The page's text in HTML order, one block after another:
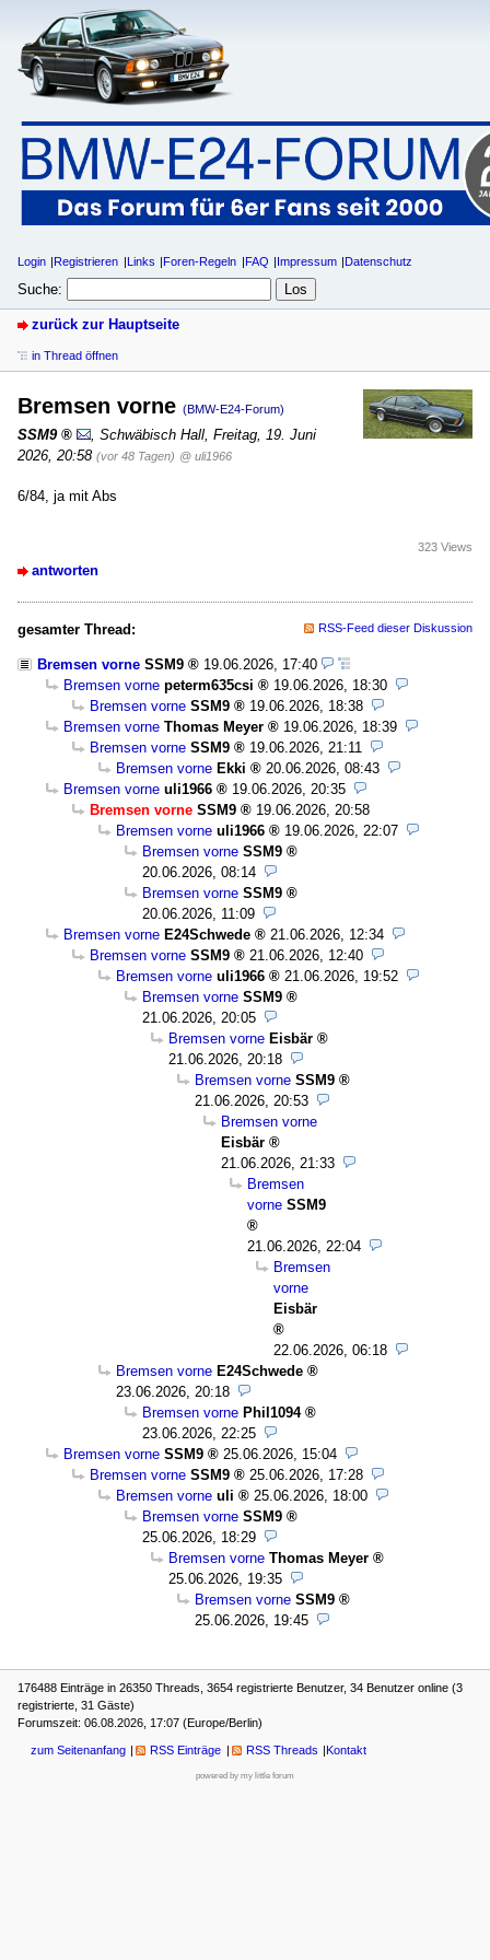
Login Registrieren Links Foren-Regeln FAQ Impressum Datenschutz
Suche:
zurück zur Hauptseite
in Thread öffnen
Bremsen vorne (BMW-E24-Forum)
SSM9 Schwäbisch Hall Freitag, 19. Juni
2026, 20:58 (vor 48 Tagen) @ uli1966
6/84, ja mit Abs
antworten
323 Views
gesamter Thread: RSS-Feed dieser Diskussion
Bremsen vorne SSM9
19.06.2026, 17:40
Bremsen vorne peterm635csi
19.06.2026, 18:30
Bremsen vorne SSM9
19.06.2026, 18:38
Bremsen vorne Thomas Meyer
19.06.2026, 18:39
Bremsen vorne SSM9
19.06.2026, 21:11
Bremsen vorne Ekki
20.06.2026, 08:43
Bremsen vorne uli1966
19.06.2026, 20:35
Bremsen vorne SSM9
19.06.2026, 20:58
Bremsen vorne uli1966
19.06.2026, 22:07
Bremsen vorne SSM9
20.06.2026, 08:14
Bremsen vorne SSM9
20.06.2026, 11:09
Bremsen vorne E24Schwede
21.06.2026, 12:34
Bremsen vorne SSM9
21.06.2026, 12:40
Bremsen vorne uli1966
21.06.2026, 19:52
Bremsen vorne SSM9
21.06.2026, 20:05
Bremsen vorne Eisbär
21.06.2026, 20:18
Bremsen vorne SSM9
21.06.2026, 20:53
Bremsen vorne
Eisbär
21.06.2026, 21:33
Bremsen
vorne SSM9
21.06.2026, 22:04
Bremsen
vorne
Eisbär
22.06.2026, 06:18
Bremsen vorne E24Schwede
23.06.2026, 20:18
Bremsen vorne Phil1094
23.06.2026, 22:25
Bremsen vorne SSM9
25.06.2026, 15:04
Bremsen vorne SSM9
25.06.2026, 17:28
Bremsen vorne uli
25.06.2026, 18:00
Bremsen vorne SSM9
25.06.2026, 18:29
Bremsen vorne Thomas Meyer
25.06.2026, 19:35
Bremsen vorne SSM9
25.06.2026, 19:45
176488 Einträge in 26350 Threads, 3654 registrierte Benutzer, 34 Benutzer online (3
registrierte, 31 Gäste)
Forumszeit: 06.08.2026, 17:07 (Europe/Berlin)
zum Seitenanfang RSS Einträge RSS Threads Kontakt
powered by my little forum